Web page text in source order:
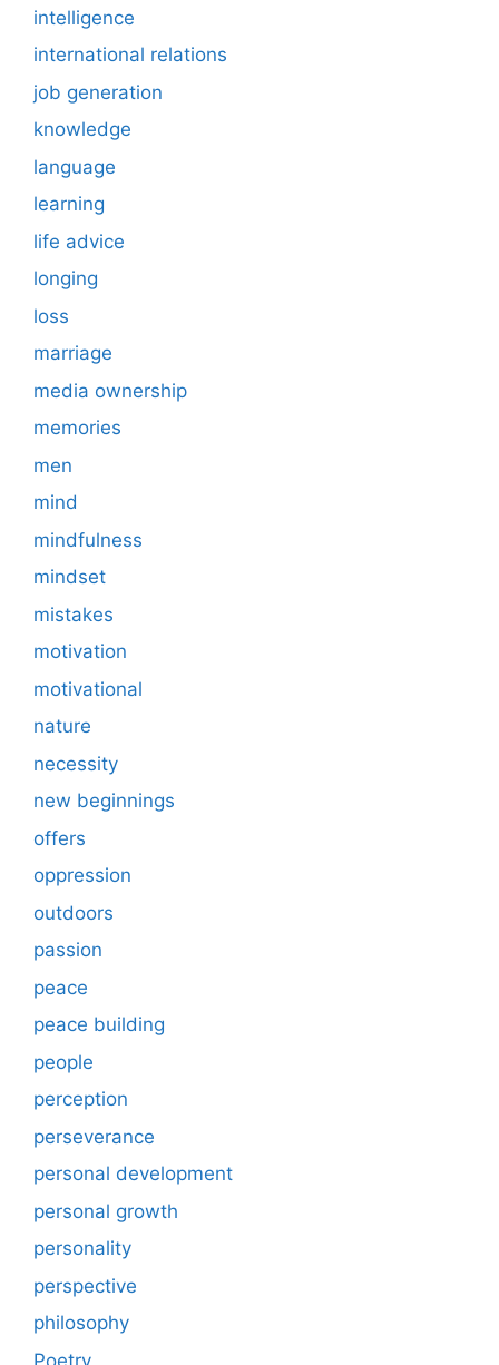
intelligence
international relations
job generation
knowledge
language
learning
life advice
longing
loss
marriage
media ownership
memories
men
mind
mindfulness
mindset
mistakes
motivation
motivational
nature
necessity
new beginnings
offers
oppression
outdoors
passion
peace
peace building
people
perception
perseverance
personal development
personal growth
personality
perspective
philosophy
Poetry